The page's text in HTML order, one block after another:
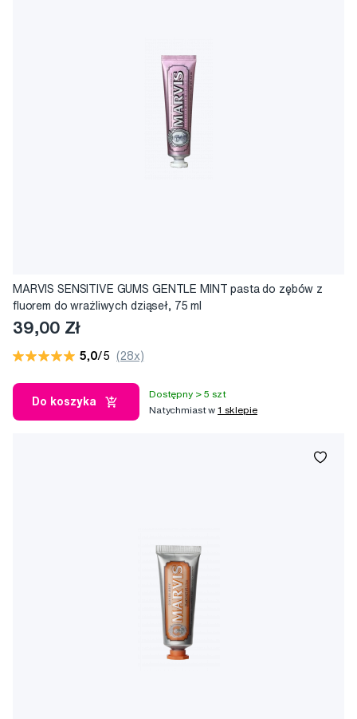
MARVIS SENSITIVE GUMS GENTLE MINT pasta do zębów z
fluorem do wrażliwych dziąseł, 75 ml
39,00 Zł
5,0/5 (28x)
Do koszyka
Dostępny > 5 szt
Natychmiast w1 sklepie